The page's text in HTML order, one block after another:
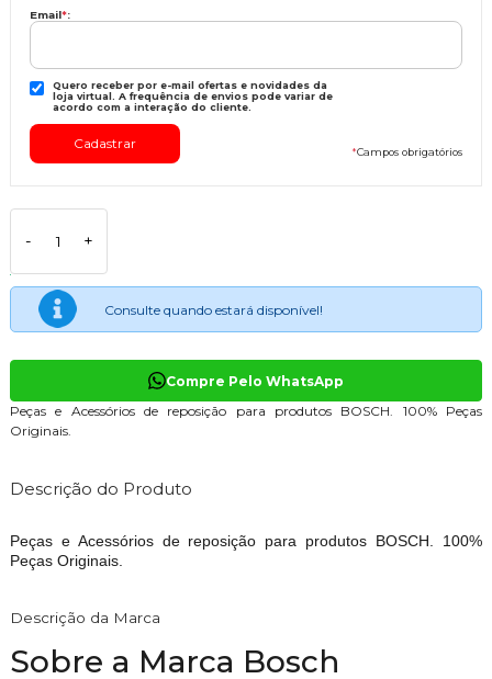
Email*:
Quero receber por e-mail ofertas e novidades da
loja virtual. A frequência de envios pode variar de
acordo com a interação do cliente.
*Campos obrigatórios
- +
Consulte quando estará disponível!
Compre Pelo WhatsApp
Peças e Acessórios de reposição para produtos BOSCH. 100% Peças
Originais.
Descrição do Produto
Peças e Acessórios de reposição para produtos BOSCH. 100%
Peças Originais.
Descrição da Marca
Sobre a Marca Bosch